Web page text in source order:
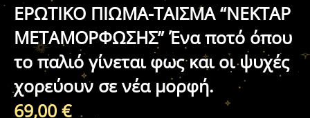
ΕΡΩΤΙΚΟ ΠΙΩΜΑ-ΤΑΙΣΜΑ “ΝΕΚΤΑΡ
ΜΕΤΑΜΟΡΦΩΣΗΣ” Ένα ποτό όπου
το παλιό γίνεται φως και οι ψυχές
χορεύουν σε νέα μορφή.
69,00 €